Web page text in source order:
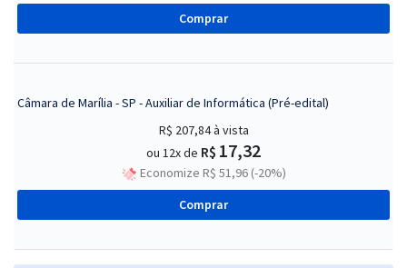
Comprar
Câmara de Marília - SP - Auxiliar de Informática (Pré-edital)
R$ 207,84à vista
ou 12x de R$ 17,32
Economize R$ 51,96 (-20%)
Comprar